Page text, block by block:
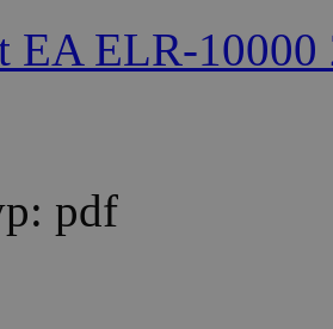
EA ELR-10000
pdf